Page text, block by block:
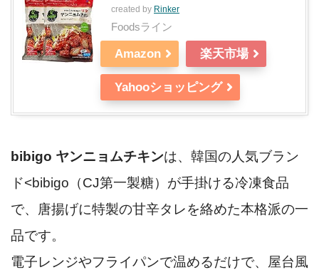
created by Rinker
Foodsライン
Amazon 楽天市場
Yahooショッピング
bibigo ヤンニョムチキンは、韓国の人気ブラン
ド<bibigo（CJ第一製糖）が手掛ける冷凍食品
で、唐揚げに特製の甘辛タレを絡めた本格派の一
品です。
電子レンジやフライパンで温めるだけで、屋台風